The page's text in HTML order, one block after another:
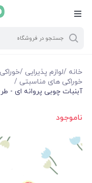
خانه /لوازم پذیرایی /
خوراکی های مناسبتی /
آبنبات چوبی پروانه ای -
ناموجود